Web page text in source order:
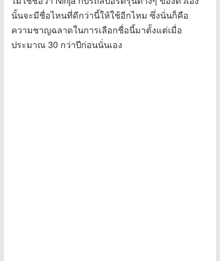
นั้นจะมีชื่อไหนที่ดีกว่านี้ให้ใช้อีกไหม ซึ่งนั่นก็คือ
ความชาญฉลาดในการเลือกชื่อนี้มาตั้งแต่เมื่อ
ประมาณ 30 กว่าปีก่อนนั่นเอง